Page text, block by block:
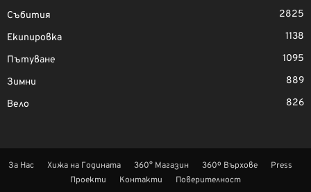
Събития
2825
Екипировка
1138
Пътуване
1095
Зимни
889
Вело
826
За Нас Хижа на Годината 360° Магазин 360º Върхове
Press
Проекти
Контакти Поверителност